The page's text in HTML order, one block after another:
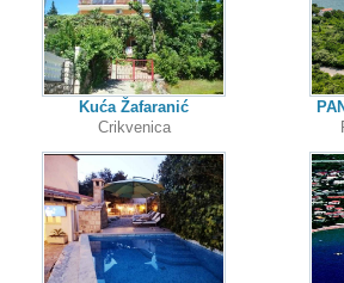
Kuća Žafaranić
Crikvenica